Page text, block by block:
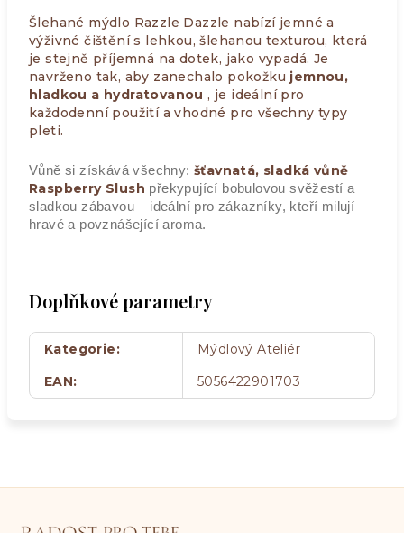
Šlehané mýdlo Razzle Dazzle nabízí jemné a
výživné čištění s lehkou, šlehanou texturou, která
je stejně příjemná na dotek, jako vypadá. Je
navrženo tak, aby zanechalo pokožku jemnou,
hladkou a hydratovanou , je ideální pro
každodenní použití a vhodné pro všechny typy
pleti.
Vůně si získává všechny: šťavnatá, sladká vůně
Raspberry Slush překypující bobulovou svěžestí a
sladkou zábavou – ideální pro zákazníky, kteří milují
hravé a povznášející aroma.
Doplňkové parametry
Kategorie:
Mýdlový Ateliér
EAN: 5056422901703